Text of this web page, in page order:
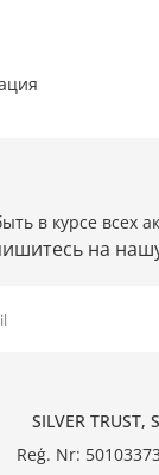
в курсе всех
на
SILVER TRUST,
Reģ. Nr: